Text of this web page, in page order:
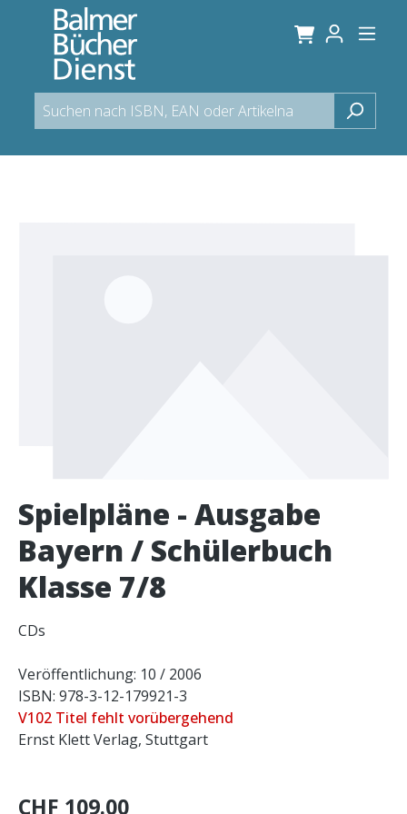
springen
Spielpläne - Ausgabe
Bayern / Schülerbuch
Klasse 7/8
CDs
Veröffentlichung: 10 / 2006
ISBN: 978-3-12-179921-3
V102 Titel fehlt vorübergehend
Ernst Klett Verlag, Stuttgart
CHF 109.00